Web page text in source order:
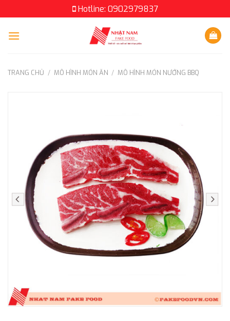
to
content
Hotline: 0902979837
TRANG CHỦ / MÔ HÌNH MÓN ĂN / MÔ HÌNH MÓN NƯỚNG BBQ